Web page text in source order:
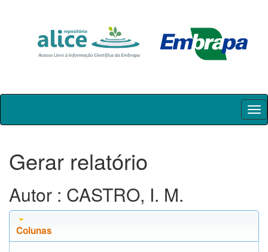
Skip
Gerar relatório
Autor : CASTRO, I. M.
Colunas